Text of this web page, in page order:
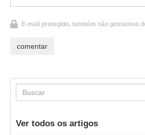
E-mail protegido, também não gostamos
Ver todos os artigos